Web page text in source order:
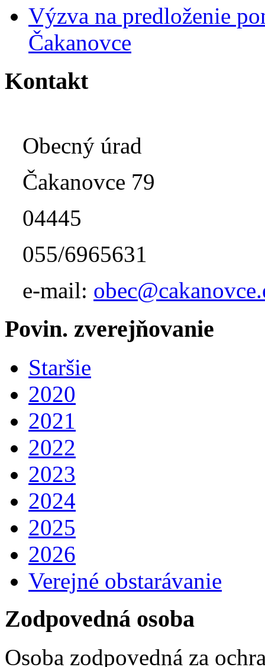
Výzva na predloženie
Čakanovce
Kontakt
Obecný úrad
Čakanovce 79
04445
055/6965631
e-mail:
Povin. zverejňovanie
Staršie
2020
2021
2022
2023
2024
2025
2026
Verejné obstarávanie
Zodpovedná osoba
Osoba zodpovedná za